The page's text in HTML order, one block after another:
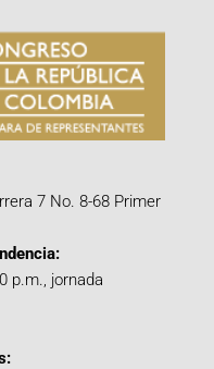
7 No. 8-68 Primer
p.m., jornada